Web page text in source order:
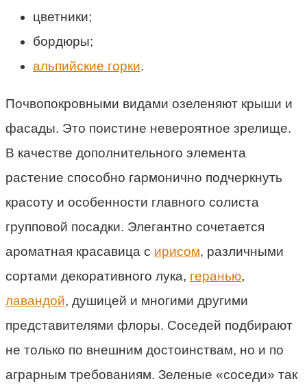
цветники;
бордюры;
альпийские горки.
Почвопокровными видами озеленяют крыши и
фасады. Это поистине невероятное зрелище.
В качестве дополнительного элемента
растение способно гармонично подчеркнуть
красоту и особенности главного солиста
групповой посадки. Элегантно сочетается
ароматная красавица с ирисом, различными
сортами декоративного лука, геранью,
лавандой, душицей и многими другими
представителями флоры. Соседей подбирают
не только по внешним достоинствам, но и по
аграрным требованиям. Зеленые «соседи» так